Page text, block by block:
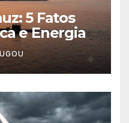
5 Fatos
e Energia